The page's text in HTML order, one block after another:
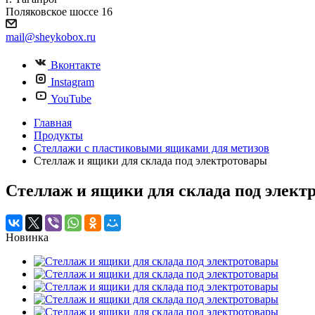
Поляковское шоссе 16
mail@sheykobox.ru
Вконтакте
Instagram
YouTube
Главная
Продукты
Стеллажи с пластиковыми ящиками для метизов
Стеллаж и ящики для склада под электротовары
Стеллаж и ящики для склада под
Новинка